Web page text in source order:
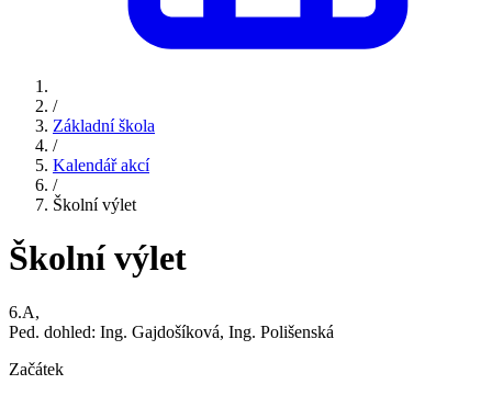
/
Základní škola
/
Kalendář akcí
/
Školní výlet
Školní výlet
6.A,
Ped. dohled: Ing. Gajdošíková, Ing. Polišenská
Začátek